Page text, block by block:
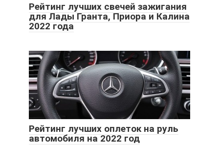
Рейтинг лучших свечей зажигания
для Лады Гранта, Приора и Калина
2022 года
Рейтинг лучших оплеток на руль
автомобиля на 2022 год